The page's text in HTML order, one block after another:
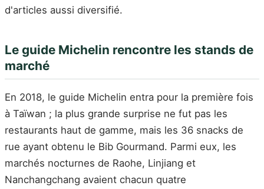
d'articles aussi diversifié.
Le guide Michelin rencontre les stands de
marché
En 2018, le guide Michelin entra pour la première fois
à Taïwan ; la plus grande surprise ne fut pas les
restaurants haut de gamme, mais les 36 snacks de
rue ayant obtenu le Bib Gourmand. Parmi eux, les
marchés nocturnes de Raohe, Linjiang et
Nanchangchang avaient chacun quatre